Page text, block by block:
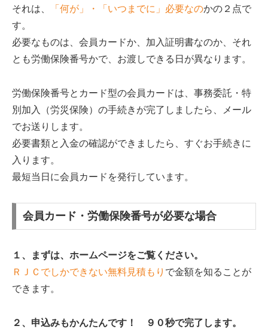
それは、
「何が」・「いつまでに」必要なのかの２点で
す。
必要なものは、会員カードか、加入証明書なのか、それ
とも労働保険番号かで、お渡しできる日が異なります。
労働保険番号とカード型の会員カードは、事務委託・特
別加入（労災保険）の手続きが完了しましたら、メール
でお送りします。
必要書類と入金の確認ができましたら、すぐお手続きに
入ります。
最短当日に会員カードを発行しています。
会員カード・労働保険番号が必要な場合
１、まずは、ホームページをご覧ください。
ＲＪＣでしかできない無料見積もり で金額を知ることが
できます。
２、申込みもかんたんです！ ９０秒で完了します。